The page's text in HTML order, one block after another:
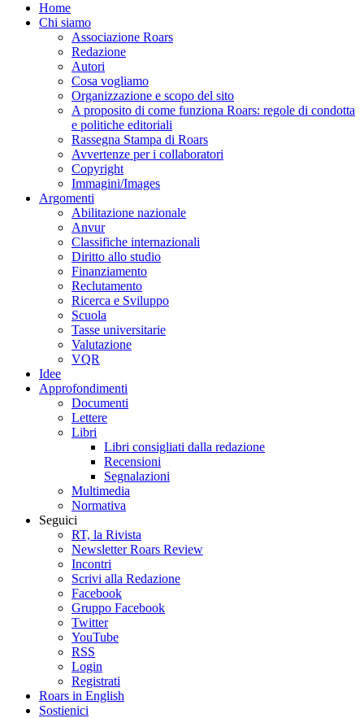
Home
Chi siamo
Associazione Roars
Redazione
Autori
Cosa vogliamo
Organizzazione e scopo del sito
A proposito di come funziona Roars: regole di condotta
e politiche editoriali
Rassegna Stampa di Roars
Avvertenze per i collaboratori
Copyright
Immagini/Images
Argomenti
Abilitazione nazionale
Anvur
Classifiche internazionali
Diritto allo studio
Finanziamento
Reclutamento
Ricerca e Sviluppo
Scuola
Tasse universitarie
Valutazione
VQR
Idee
Approfondimenti
Documenti
Lettere
Libri
Libri consigliati dalla redazione
Recensioni
Segnalazioni
Multimedia
Normativa
Seguici
RT, la Rivista
Newsletter Roars Review
Incontri
Scrivi alla Redazione
Facebook
Gruppo Facebook
Twitter
YouTube
RSS
Login
Registrati
Roars in English
Sostienici